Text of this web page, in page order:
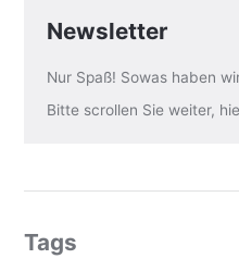
Newsletter
Nur Spaß! Sowas haben
Bitte scrollen Sie weiter,
Tags